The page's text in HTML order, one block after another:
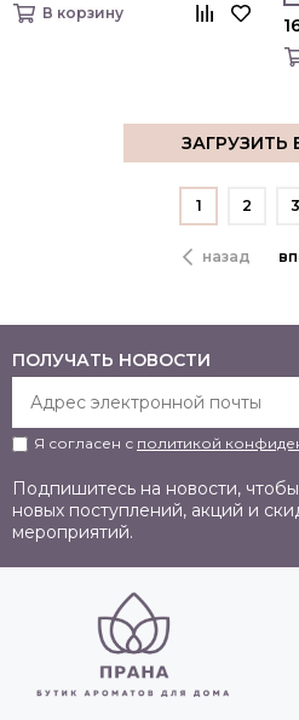
В корзину
ЗАГРУЗИТЬ
назад
1 2 3
ПОЛУЧАТЬ НОВОСТИ
Я согласен с политикой
Подпишитесь на новости,
новых поступлений, акций и
мероприятий.